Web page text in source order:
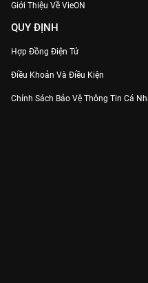
Giới Thiệu Về VieON
QUY ĐỊNH
Hợp Đồng Điện Tử
Điều Khoản Và Điều Kiện
Chính Sách Bảo Vệ Thông Tin Cá